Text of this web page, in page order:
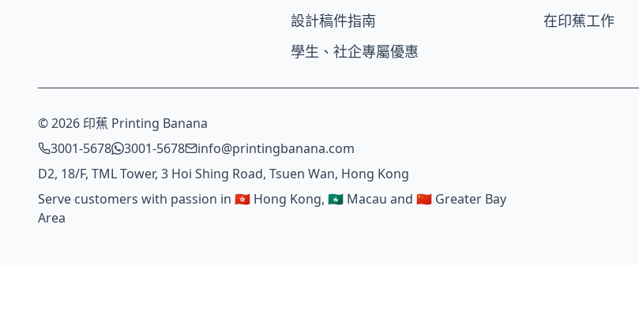
設計稿件指南
學生、社企專屬優惠
在印蕉工作
© 2026 印蕉 Printing Banana
3001-5678
3001-5678
info@printingbanana.com
D2, 18/F, TML Tower, 3 Hoi Shing Road, Tsuen Wan, Hong Kong
Serve customers with passion in 🇭🇰 Hong Kong, 🇲🇴 Macau and 🇨🇳 Greater Bay
Area